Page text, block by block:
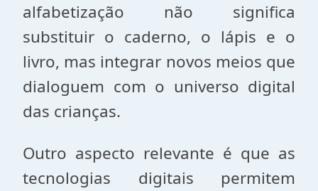
alfabetização não significa
substituir o caderno, o lápis e o
livro, mas integrar novos meios que
dialoguem com o universo digital
das crianças.
Outro aspecto relevante é que as
tecnologias digitais permitem